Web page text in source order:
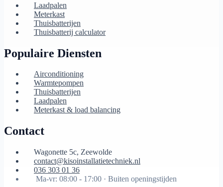
Laadpalen
Meterkast
Thuisbatterijen
Thuisbatterij calculator
Populaire Diensten
Airconditioning
Warmtepompen
Thuisbatterijen
Laadpalen
Meterkast & load balancing
Contact
Wagonette 5c, Zeewolde
contact@kisoinstallatietechniek.nl
036 303 01 36
Ma-vr: 08:00 - 17:00 · Buiten openingstijden